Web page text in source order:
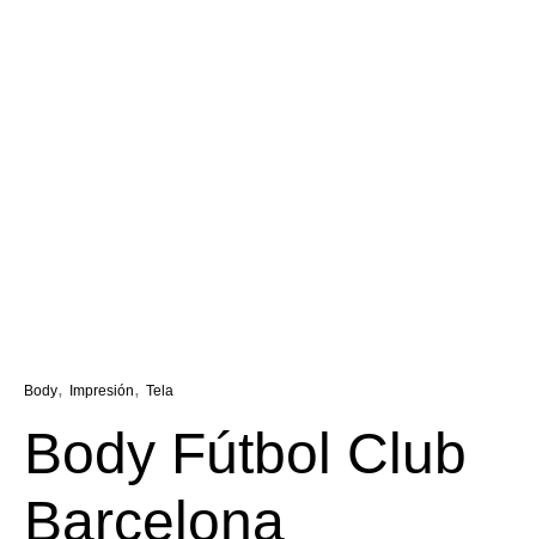
Body, Impresión, Tela
Body Fútbol Club
Barcelona